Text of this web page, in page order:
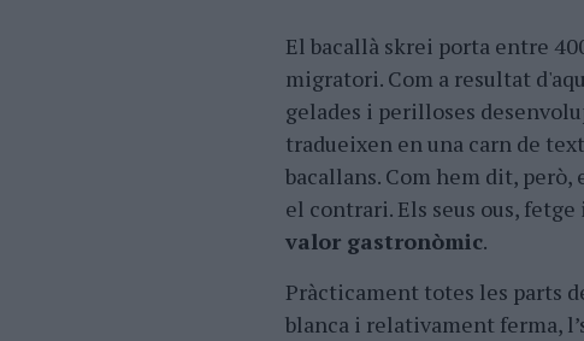
El bacallà skrei porta entre
migratori. Com a resultat
gelades i perilloses
tradueixen en una carn de
bacallans. Com hem dit, però,
el contrari. Els seus ous,
valor gastronòmic.
Pràcticament totes les parts
blanca i relativament ferma,